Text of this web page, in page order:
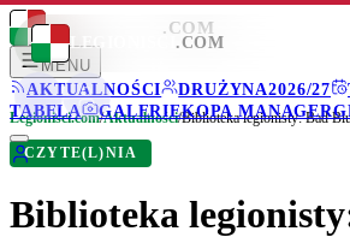
LEGIONISCI .COM
MENU
AKTUALNOŚCI
DRUŻYNA2026/27
TABELA
GALERIEKOPA MANAGER
LEGIONISCI .COM
Legionisci.com/Aktualności/Biblioteka legionisty: Bad
CZYTE(L)NIA
Biblioteka